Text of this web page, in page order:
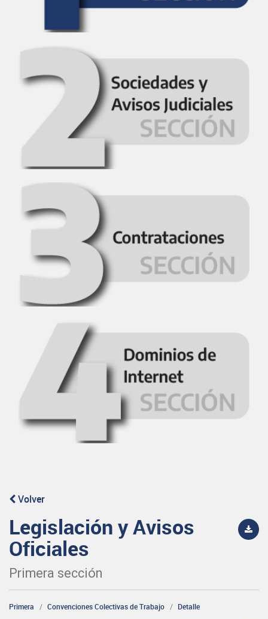
Volver
Legislación y Avisos
Oficiales
Primera sección
Primera Convenciones Colectivas de Trabajo Detalle